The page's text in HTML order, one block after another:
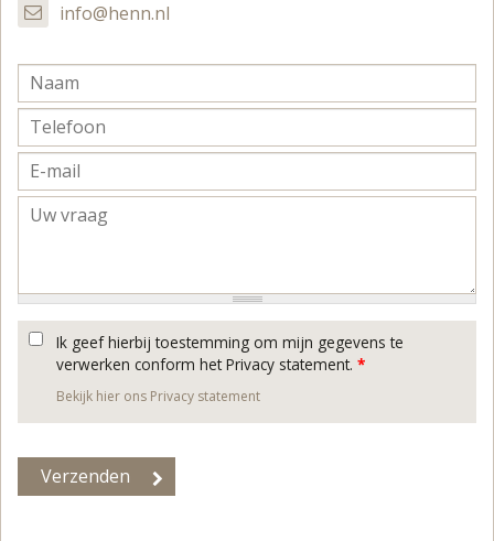
info@henn.nl
Ik geef hierbij toestemming om mijn gegevens te
verwerken conform het Privacy statement. *
Bekijk hier ons Privacy statement